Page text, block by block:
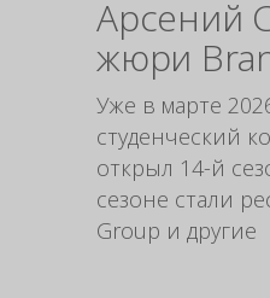
Арсений
жюри
Уже в марте
студенческий
открыл 14-й
сезоне стали
Group и другие